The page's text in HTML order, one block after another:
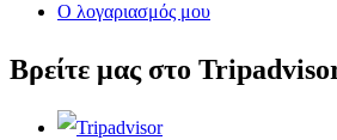
Ο λογαριασμός μου
Βρείτε μας στο